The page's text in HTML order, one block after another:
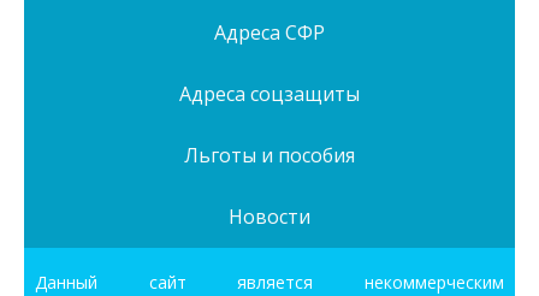
Адреса СФР
Адреса соцзащиты
Льготы и пособия
Новости
Данный сайт является некоммерческим